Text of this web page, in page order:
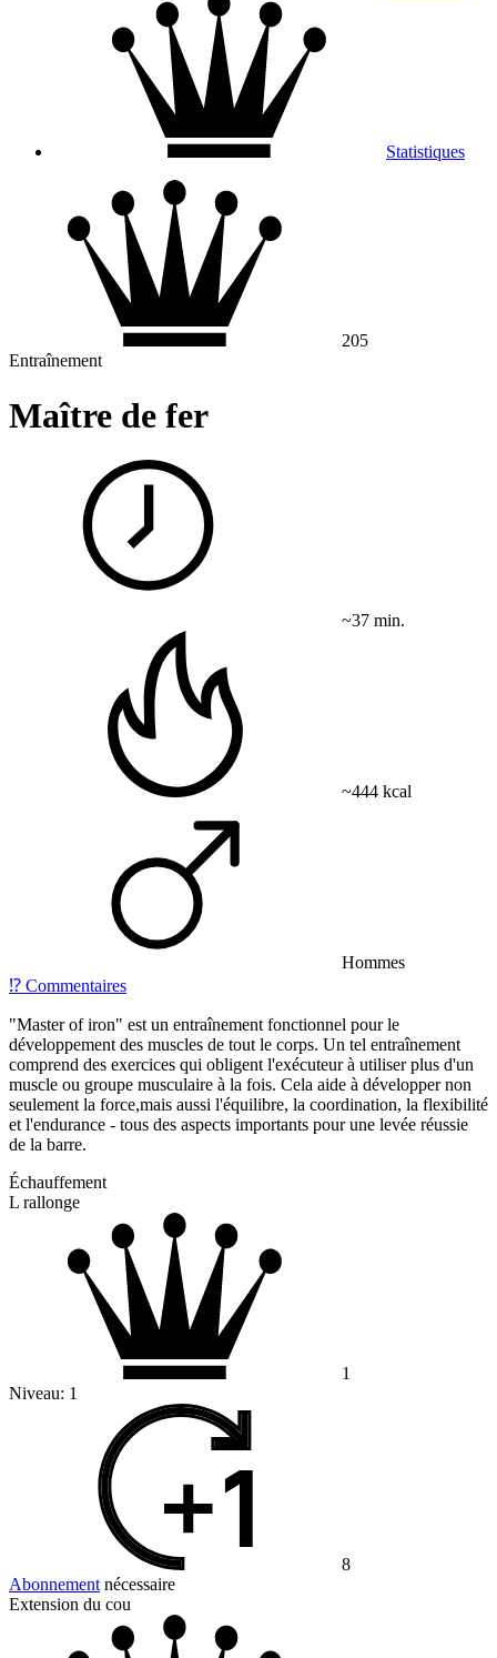
Statistiques
205
Entraînement
Maître de fer
~37 min.
~444 kcal
Hommes
⁉️ Commentaires
"Master of iron" est un entraînement fonctionnel pour le
développement des muscles de tout le corps. Un tel entraînement
comprend des exercices qui obligent l'exécuteur à utiliser plus d'un
muscle ou groupe musculaire à la fois. Cela aide à développer non
seulement la force,mais aussi l'équilibre, la coordination, la flexibilité
et l'endurance - tous des aspects importants pour une levée réussie
de la barre.
Échauffement
L rallonge
1
Niveau: 1
8
Abonnement nécessaire
Extension du cou